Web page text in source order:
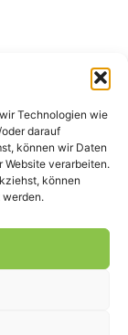
Technologien wie
darauf
können wir Daten
Website verarbeiten.
können
werden.
(DE) und
2026